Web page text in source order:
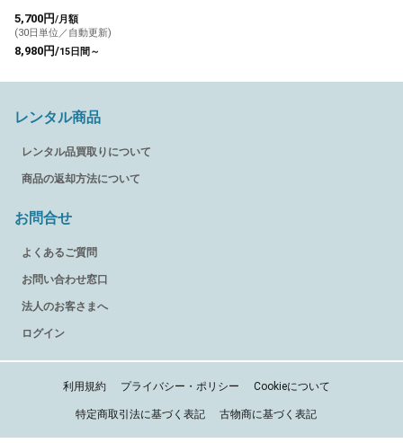
5,700円/月額
(30日単位／自動更新)
8,980円/15日間～
レンタル商品
レンタル品買取りについて
商品の返却方法について
お問合せ
よくあるご質問
お問い合わせ窓口
法人のお客さまへ
ログイン
利用規約 プライバシー・ポリシー Cookieについて
特定商取引法に基づく表記 古物商に基づく表記